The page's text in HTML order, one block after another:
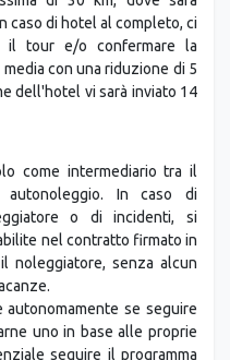
caso di hotel al completo, ci
il tour e/o confermare la
con una riduzione di 5
dell'hotel vi sarà inviato 14
come intermediario tra il
In caso di
o di incidenti, si
nel contratto firmato in
noleggiatore, senza alcun
se seguire
uno in base alle proprie
seguire il programma